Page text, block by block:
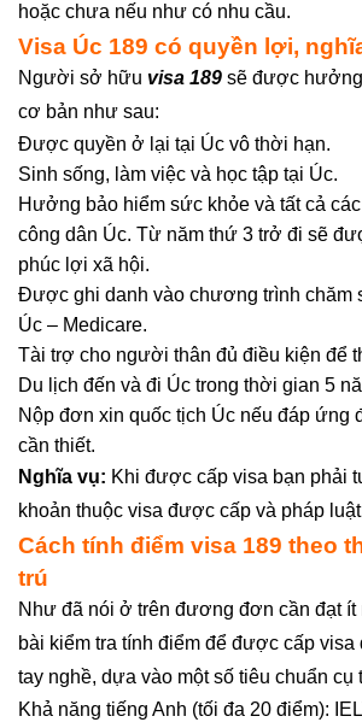
hoặc chưa nếu như có nhu cầu.
Visa Úc 189 có quyền lợi,
Người sở hữu visa 189 sẽ được
cơ bản như sau:
Được quyền ở lại tại Úc vô thời hạn.
Sinh sống, làm việc và học tập tại Úc.
Hưởng bảo hiểm sức khỏe và tất cả
công dân Úc. Từ năm thứ 3 trở đi sẽ
phúc lợi xã hội.
Được ghi danh vào chương trình chăm
Úc – Medicare.
Tài trợ cho người thân đủ điều kiện để
Du lịch đến và đi Úc trong thời gian 5
Nộp đơn xin quốc tịch Úc nếu đáp ứng
cần thiết.
Nghĩa vụ: Khi được cấp visa bạn phải
khoản thuộc visa được cấp và pháp
Cách tính điểm visa 189 theo
trú
Như đã nói ở trên đương đơn cần đạt ít
bài kiểm tra tính điểm để được cấp
tay nghề, dựa vào một số tiêu chuẩn cụ
Khả năng tiếng Anh (tối đa 20 điểm):